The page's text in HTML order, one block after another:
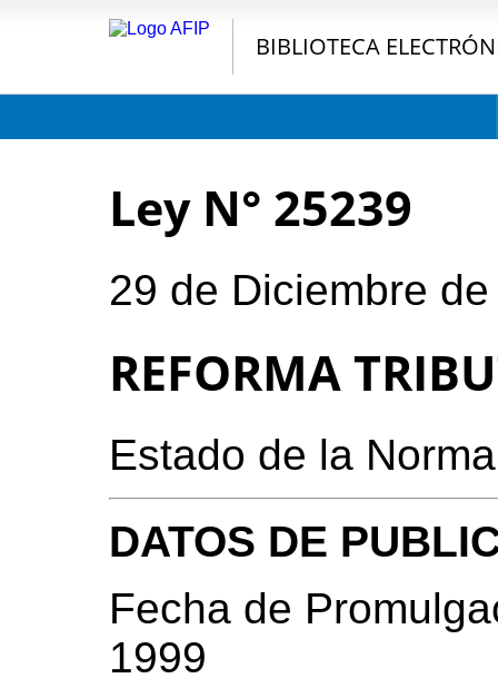
BIBLIOTECA
Ley N° 25239
29 de Diciembre
REFORMA
Estado de la
DATOS DE
Fecha de
1999